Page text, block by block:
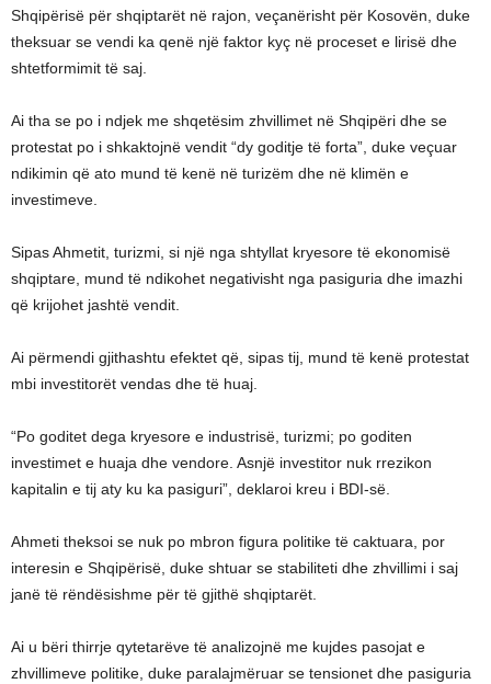
Shqipërisë për shqiptarët në rajon, veçanërisht për Kosovën, duke
theksuar se vendi ka qenë një faktor kyç në proceset e lirisë dhe
shtetformimit të saj.
Ai tha se po i ndjek me shqetësim zhvillimet në Shqipëri dhe se
protestat po i shkaktojnë vendit “dy goditje të forta”, duke veçuar
ndikimin që ato mund të kenë në turizëm dhe në klimën e
investimeve.
Sipas Ahmetit, turizmi, si një nga shtyllat kryesore të ekonomisë
shqiptare, mund të ndikohet negativisht nga pasiguria dhe imazhi
që krijohet jashtë vendit.
Ai përmendi gjithashtu efektet që, sipas tij, mund të kenë protestat
mbi investitorët vendas dhe të huaj.
“Po goditet dega kryesore e industrisë, turizmi; po goditen
investimet e huaja dhe vendore. Asnjë investitor nuk rrezikon
kapitalin e tij aty ku ka pasiguri”, deklaroi kreu i BDI-së.
Ahmeti theksoi se nuk po mbron figura politike të caktuara, por
interesin e Shqipërisë, duke shtuar se stabiliteti dhe zhvillimi i saj
janë të rëndësishme për të gjithë shqiptarët.
Ai u bëri thirrje qytetarëve të analizojnë me kujdes pasojat e
zhvillimeve politike, duke paralajmëruar se tensionet dhe pasiguria